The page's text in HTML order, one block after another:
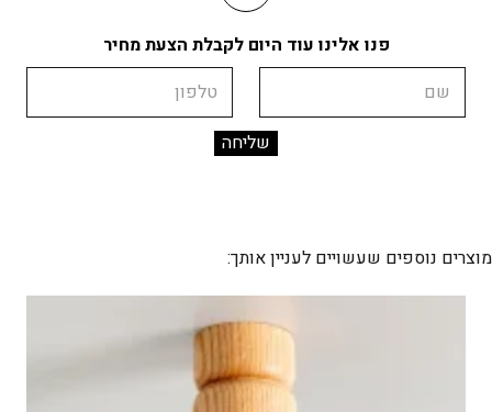
פנו אלינו עוד היום לקבלת הצעת מחיר
מוצרים נוספים שעשויים לעניין אותך: